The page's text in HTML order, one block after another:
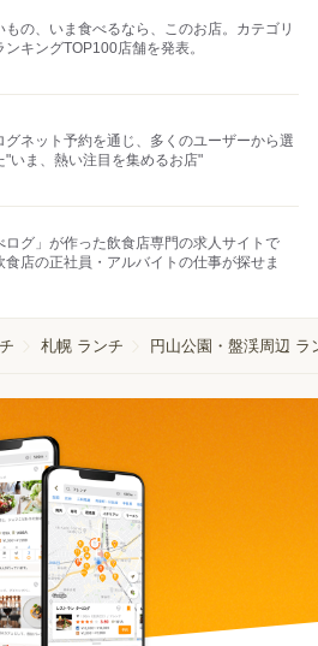
もの、いま食べるなら、このお店。カテゴリ
ンキングTOP100店舗を発表。
グネット予約を通じ、多くのユーザーから選
"いま、熱い注目を集めるお店"
ログ」が作った飲食店専門の求人サイトで
食店の正社員・アルバイトの仕事が探せま
札幌 ランチ 円山公園・盤渓周辺 ラ